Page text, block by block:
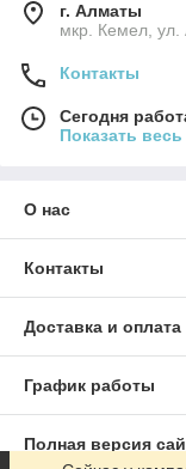
г. Алматы
мкр. Кемел, ул.
Контакты
Сегодня
Показать
О нас
Контакты
Доставка и оплата
График работы
Полная версия